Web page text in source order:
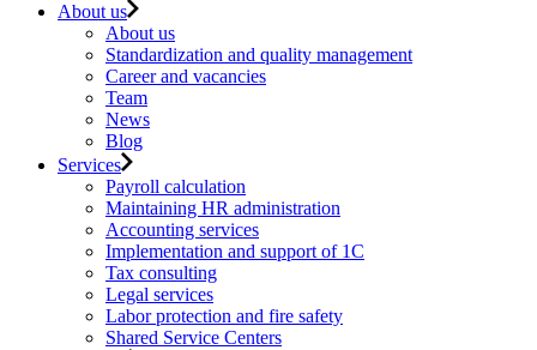
About us
About us
Standardization and quality management
Career and vacancies
Team
News
Blog
Services
Payroll calculation
Maintaining HR administration
Accounting services
Implementation and support of 1C
Tax consulting
Legal services
Labor protection and fire safety
Shared Service Centers